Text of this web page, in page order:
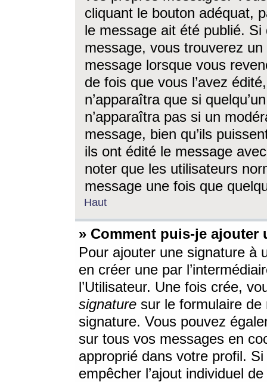
cliquant le bouton adéquat,
le message ait été publié. Si
message, vous trouverez
message lorsque vous
de fois que vous l’avez
n’apparaîtra que si
n’apparaîtra pas si un
message, bien qu’ils
ils ont édité le message
noter que les utilisateurs
message une fois que
Haut
» Comment puis-je ajouter
Pour ajouter une signature à
en créer une par
l’Utilisateur. Une fois crée,
signature sur le formulaire de
signature. Vous pouvez
sur tous vos messages en
approprié dans votre profil.
empêcher l’ajout individuel